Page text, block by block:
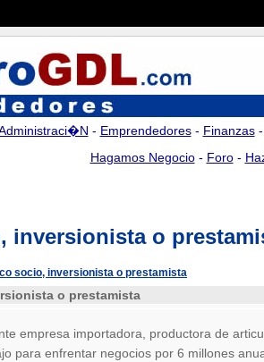
- Emprendedores- Finanzas
Hagamos Negocio- Foro-
inversionista o
socio, inversionista o prestamista
o prestamista
empresa importadora, productora de
para enfrentar negocios por 6 millones